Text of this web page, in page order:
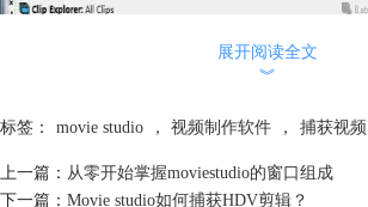
展开阅读全文
︾
标签： movie studio ， 视频制作软件 ， 捕获视频
上一篇： 从零开始掌握moviestudio的窗口组成
下一篇： Movie studio如何捕获HDV剪辑？